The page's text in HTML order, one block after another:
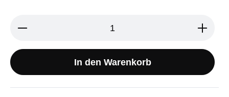
Produkt Anzahl: Gib den
In den Warenkorb